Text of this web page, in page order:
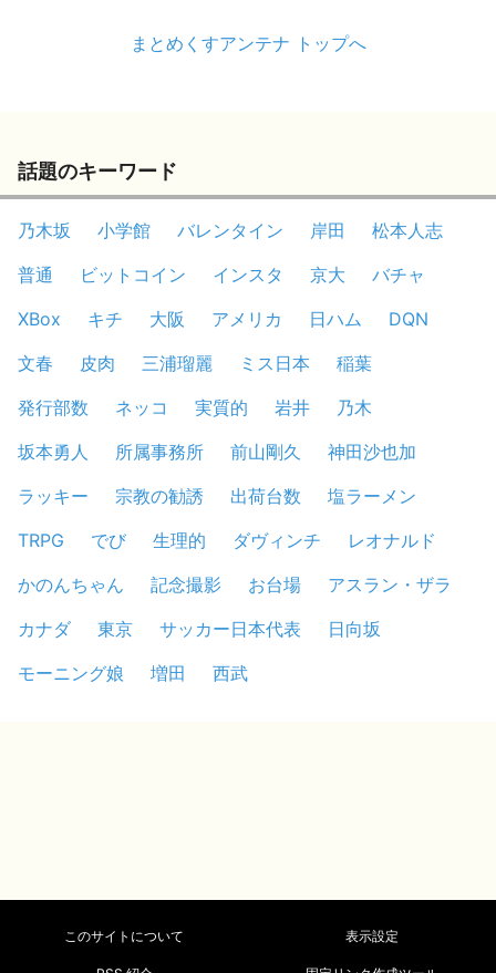
まとめくすアンテナ トップへ
話題のキーワード
乃木坂 小学館 バレンタイン 岸田
松本人志
普通
ビットコイン インスタ 京大
バチャ
XBox
キチ 大阪 アメリカ 日ハム
DQN
文春
皮肉 三浦瑠麗 ミス日本
稲葉
発行部数
ネッコ 実質的 岩井
乃木
坂本勇人
所属事務所 前山剛久
神田沙也加
ラッキー
宗教の勧誘 出荷台数
塩ラーメン
TRPG
でび 生理的 ダヴィンチ
レオナルド
かのんちゃん
記念撮影 お台場
アスラン・ザラ
カナダ
東京 サッカー日本代表
日向坂
モーニング娘
増田 西武
このサイトについて 表示設定